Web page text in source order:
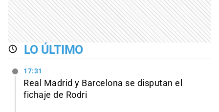
LO ÚLTIMO
17:31
Real Madrid y Barcelona se disputan el
fichaje de Rodri